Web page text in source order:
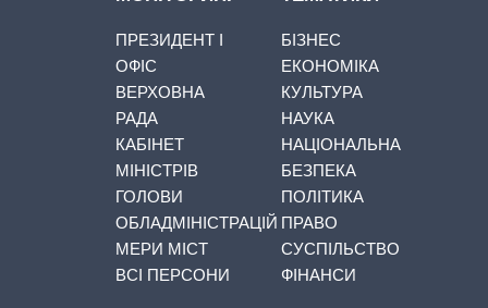
ПРЕЗИДЕНТ І
ОФІС
ВЕРХОВНА
РАДА
КАБІНЕТ
МІНІСТРІВ
ГОЛОВИ
ОБЛАДМІНІСТРАЦІЙ
МЕРИ МІСТ
ВСІ ПЕРСОНИ
БІЗНЕС
ЕКОНОМІКА
КУЛЬТУРА
НАУКА
НАЦІОНАЛЬНА
БЕЗПЕКА
ПОЛІТИКА
ПРАВО
СУСПІЛЬСТВО
ФІНАНСИ